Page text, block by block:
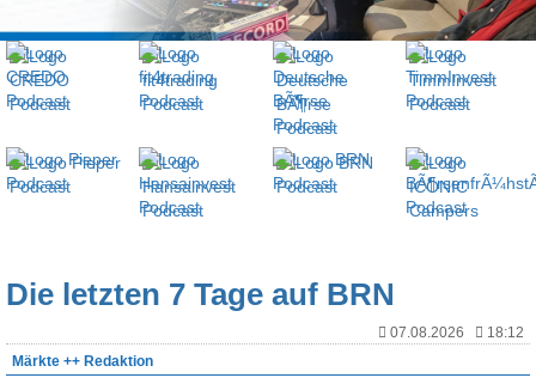
Die letzten 7 Tage auf BRN
07.08.2026
18:12
Märkte ++ Redaktion